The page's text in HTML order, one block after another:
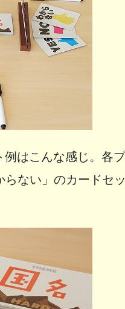
はこんな感じ。各
ない」のカードセ